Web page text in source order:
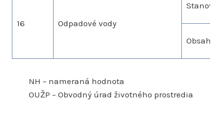
16 Odpadové vody
Obsah
NH – nameraná hodnota
OUŽP – Obvodný úrad životného prostredia